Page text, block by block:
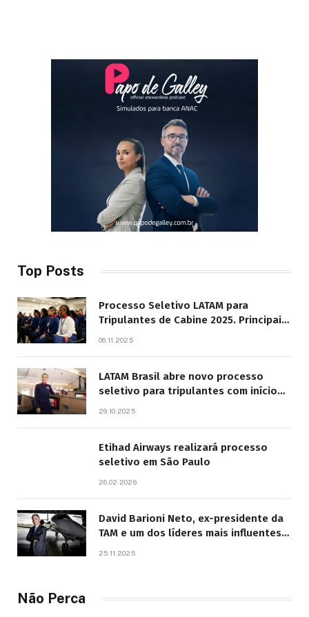
Top Posts
Processo Seletivo LATAM para
Tripulantes de Cabine 2025. Principais
06.11.2025
LATAM Brasil abre novo processo
seletivo para tripulantes com início
29.10.2025
Etihad Airways realizará processo
seletivo em São Paulo
26.02.2026
David Barioni Neto, ex-presidente da
TAM e um dos líderes mais influentes
25.11.2025
Não Perca